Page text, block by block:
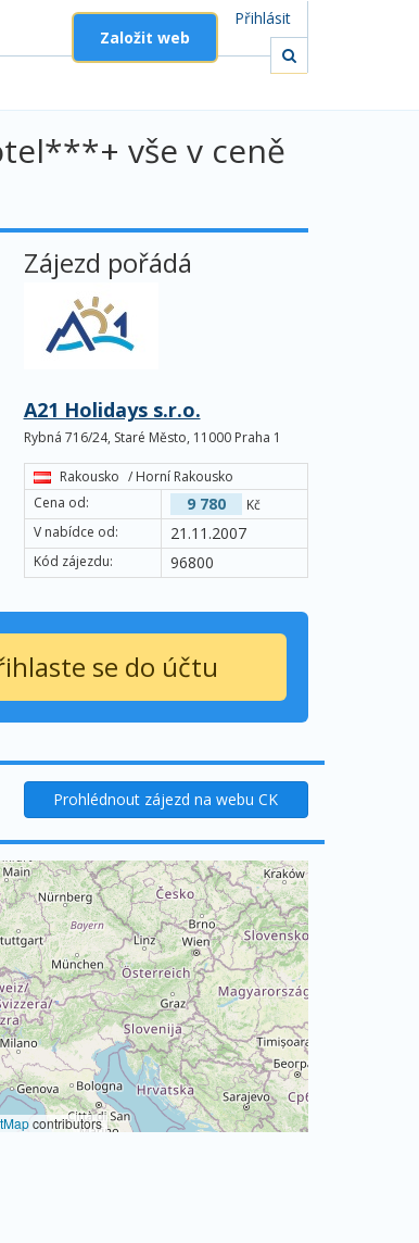
Přihlásit
Založit web
vše v ceně
Zájezd pořádá
A21 Holidays s.r.o.
Rybná 716/24, Staré Město, 11000 Praha 1
Rakousko / Horní Rakousko
Cena od:
9 780 Kč
V nabídce od: 21.11.2007
Kód zájezdu: 96800
se do účtu
Prohlédnout zájezd na webu CK
contributors